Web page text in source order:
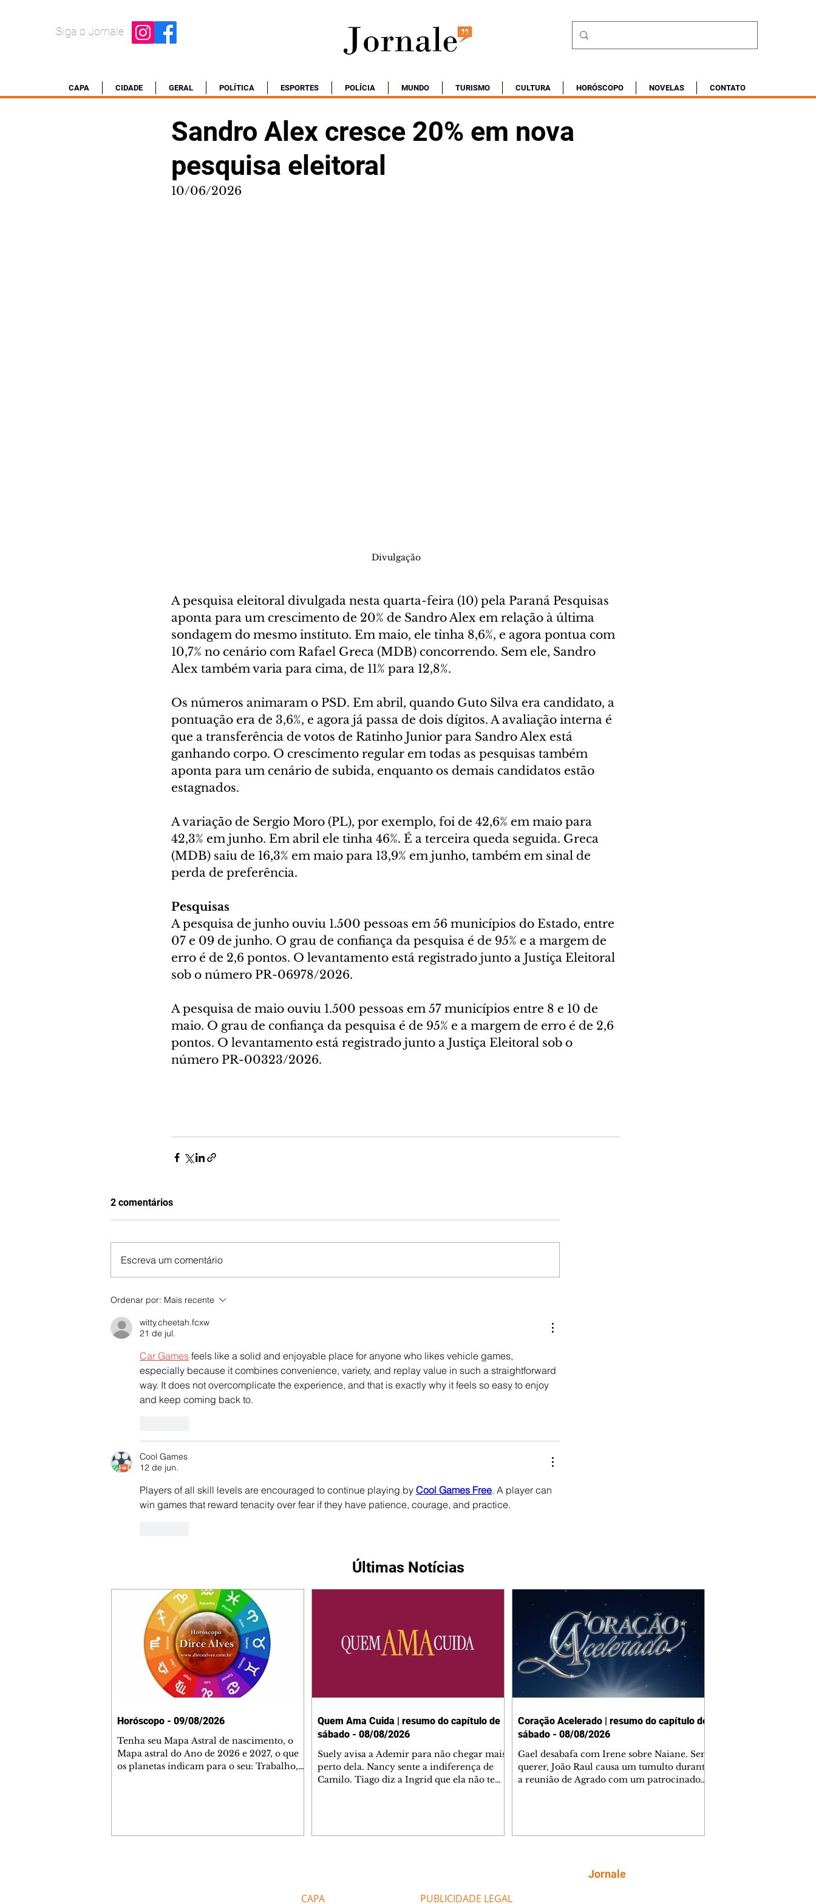
Siga o Jornale
CAPA CIDADE GERAL POLÍTICA ESPORTES POLÍCIA MUNDO TURISMO CULTURA HORÓSCOPO NOVELAS CONTATO
Sandro Alex cresce 20% em nova
pesquisa eleitoral
10/06/2026
Divulgação
A pesquisa eleitoral divulgada nesta quarta-feira (10) pela Paraná Pesquisas
aponta para um crescimento de 20% de Sandro Alex em relação à última
sondagem do mesmo instituto. Em maio, ele tinha 8,6%, e agora pontua com
10,7% no cenário com Rafael Greca (MDB) concorrendo. Sem ele, Sandro
Alex também varia para cima, de 11% para 12,8%.
Os números animaram o PSD. Em abril, quando Guto Silva era candidato, a
pontuação era de 3,6%, e agora já passa de dois dígitos. A avaliação interna é
que a transferência de votos de Ratinho Junior para Sandro Alex está
ganhando corpo. O crescimento regular em todas as pesquisas também
aponta para um cenário de subida, enquanto os demais candidatos estão
estagnados.
A variação de Sergio Moro (PL), por exemplo, foi de 42,6% em maio para
42,3% em junho. Em abril ele tinha 46%. É a terceira queda seguida. Greca
(MDB) saiu de 16,3% em maio para 13,9% em junho, também em sinal de
perda de preferência.
Pesquisas
A pesquisa de junho ouviu 1.500 pessoas em 56 municípios do Estado, entre
07 e 09 de junho. O grau de confiança da pesquisa é de 95% e a margem de
erro é de 2,6 pontos. O levantamento está registrado junto a Justiça Eleitoral
sob o número PR-06978/2026.
A pesquisa de maio ouviu 1.500 pessoas em 57 municípios entre 8 e 10 de
maio. O grau de confiança da pesquisa é de 95% e a margem de erro é de 2,6
pontos. O levantamento está registrado junto a Justiça Eleitoral sob o
número PR-00323/2026.
2 comentários
Escreva um comentário
Ordenar por: Mais recente
witty.cheetah.fcxw
21 de jul.
Car Games feels like a solid and enjoyable place for anyone who likes vehicle games,
especially because it combines convenience, variety, and replay value in such a straightforward
way. It does not overcomplicate the experience, and that is exactly why it feels so easy to enjoy
and keep coming back to.
Cool Games
12 de jun.
Players of all skill levels are encouraged to continue playing by Cool Games Free. A player can
win games that reward tenacity over fear if they have patience, courage, and practice.
Últimas Notícias
Horóscopo - 09/08/2026
Tenha seu Mapa Astral de nascimento, o
Mapa astral do Ano de 2026 e 2027, o que
os planetas indicam para o seu: Trabalho,
Quem Ama Cuida | resumo do capítulo de
sábado - 08/08/2026
Suely avisa a Ademir para não chegar mais
perto dela. Nancy sente a indiferença de
Camilo. Tiago diz a Ingrid que ela não tem
que está feliz trabalhando no restaurante de
Coração Acelerado | resumo do capítulo de
sábado - 08/08/2026
Gael desabafa com Irene sobre Naiane. Sem
querer, João Raul causa um tumulto durante
a reunião de Agrado com um patrocinador.
inventa para Agrado que não está
conseguindo conviver com seu sucesso, e
CAPA PUBLICIDADE LEGAL
Jornale